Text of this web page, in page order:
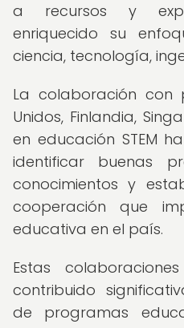
a recursos y
enriquecido su
ciencia, tecnología,
La colaboración con
Unidos, Finlandia,
en educación STEM
identificar buenas
conocimientos y
cooperación que
educativa en el país.
Estas
contribuido
de programas